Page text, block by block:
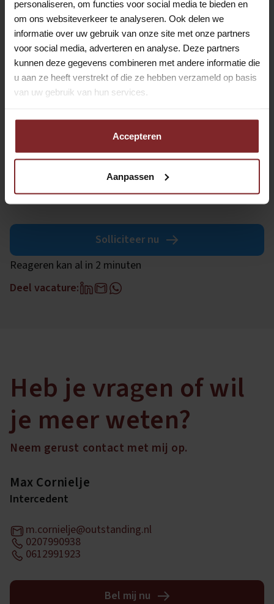
personaliseren, om functies voor social media te bieden en
om ons websiteverkeer te analyseren. Ook delen we
informatie over uw gebruik van onze site met onze partners
voor social media, adverteren en analyse. Deze partners
kunnen deze gegevens combineren met andere informatie die
u aan ze heeft verstrekt of die ze hebben verzameld op basis
van uw gebruik van hun services.
Accepteren
Aanpassen
Je beheerst deNederlandse taal goed
Je bent woonachtig inregio Zaandam.
Wij moedigen (vroeg)pensioengerechtigden en
AOW’ers van harte aan om te solliciteren.
Enthousiast over de vacature voor chauffeur groeps- en
leerlingenvervoer in regio Zaandam? Solliciteer
vandaag nog! Wil je eerst meer informatie? Bel of app
Max Cornielje op 06-12991923 of mail naar
m.cornielje@outstanding.nl.
Solliciteer nu
Reageren kan al in 2 minuten
Deel vacature:
Heb je vragen of wil
je meer weten?
Neem gerust contact met mij op.
Max Cornielje
Intercedent
m.cornielje@outstanding.nl
0207990938
0612991923
Bel mij nu